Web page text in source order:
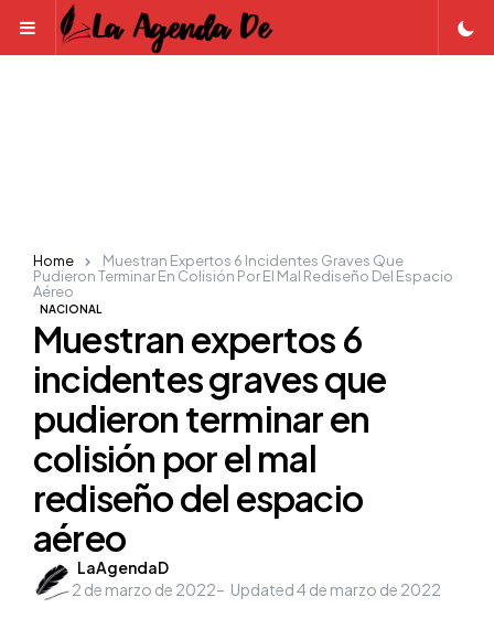
Menu
NACIONAL
Muestran expertos 6
incidentes graves que
pudieron terminar en
colisión por el mal
rediseño del espacio
aéreo
Posted
by
LaAgendaD
2 de marzo de 2022
Updated4 de marzo de 2022
Home
Muestran Expertos 6 Incidentes Graves Que
Pudieron Terminar En Colisión Por El Mal Rediseño Del Espacio
Aéreo